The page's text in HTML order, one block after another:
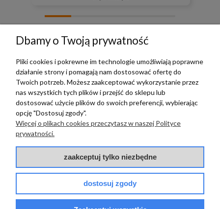
TERRADECO
BAZA WIEDZY
PŁATNOŚCI I DOSTAWA
Dbamy o Twoją prywatność
Pliki cookies i pokrewne im technologie umożliwiają poprawne
działanie strony i pomagają nam dostosować ofertę do
Twoich potrzeb. Możesz zaakceptować wykorzystanie przez
nas wszystkich tych plików i przejść do sklepu lub
dostosować użycie plików do swoich preferencji, wybierając
opcję "Dostosuj zgody".
Więcej o plikach cookies przeczytasz w naszej Polityce
prywatności.
zaakceptuj tylko niezbędne
dostosuj zgody